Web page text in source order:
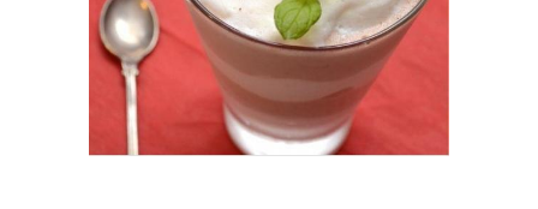
Суфле по дюкану Диетические десерты